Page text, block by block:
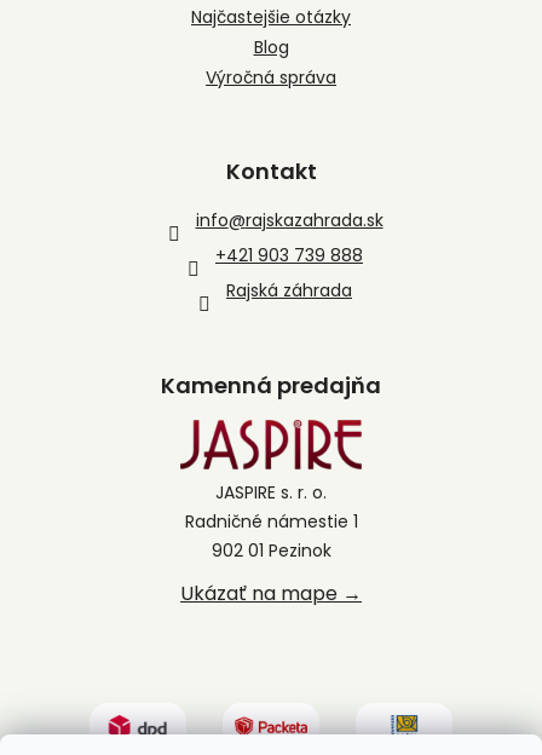
Najčastejšie otázky
Blog
Výročná správa
Kontakt
info@rajskazahrada.sk
+421 903 739 888
Rajská záhrada
Kamenná predajňa
JASPIRE s. r. o.
Radničné námestie 1
902 01 Pezinok
Ukázať na mape →